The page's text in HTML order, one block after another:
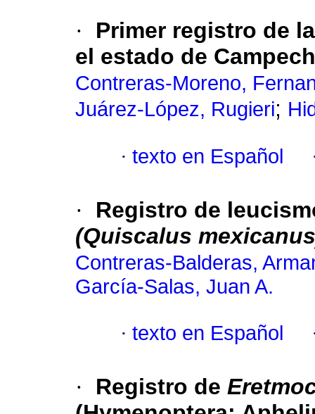
·
Primer registro de
el estado de
Contreras-Moreno,
Juárez-López, Rugieri;
· texto en Español
·
Registro de
(Quiscalus
Contreras-Balderas,
García-Salas, Juan A.
· texto en Español
· Registro de